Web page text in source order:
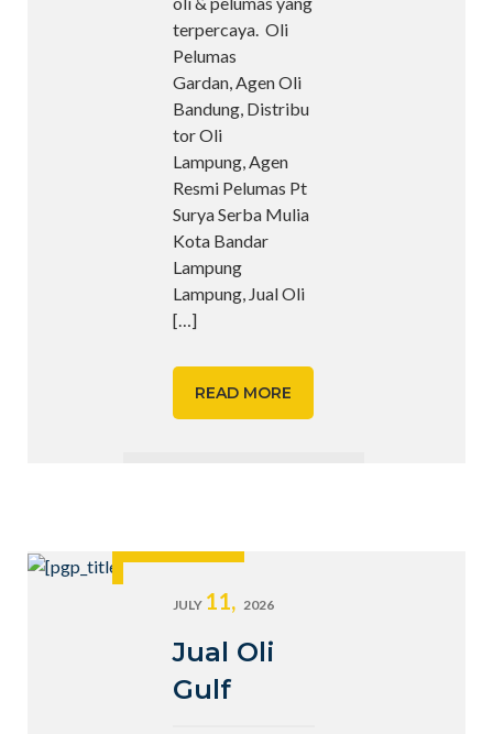
terpercaya. Oli
Pelumas
Gardan, Agen Oli
Bandung, Distribu
tor Oli
Lampung, Agen
Resmi Pelumas Pt
Surya Serba Mulia
Kota Bandar
Lampung
Lampung, Jual Oli
[…]
READ MORE
JULY 11, 2026
Jual Oli
Gulf